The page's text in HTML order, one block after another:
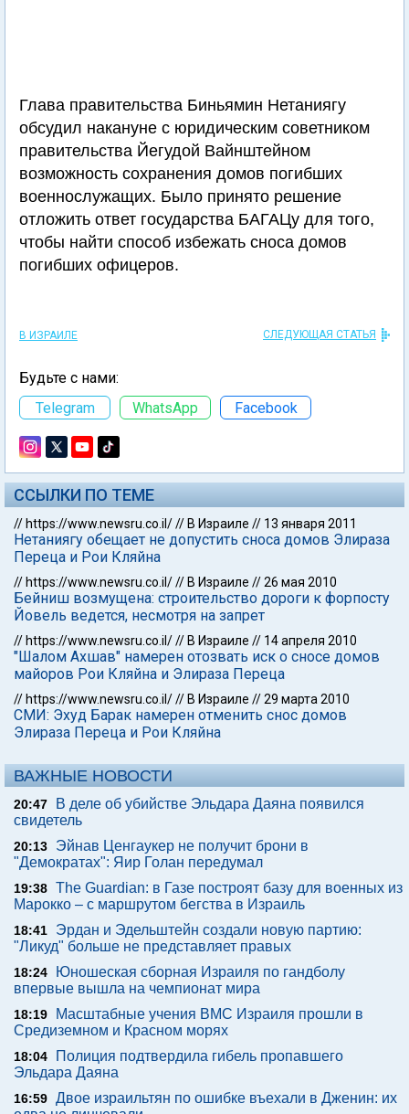
Глава правительства Биньямин Нетаниягу
обсудил накануне с юридическим советником
правительства Йегудой Вайнштейном
возможность сохранения домов погибших
военнослужащих. Было принято решение
отложить ответ государства БАГАЦу для того,
чтобы найти способ избежать сноса домов
погибших офицеров.
В ИЗРАИЛЕ СЛЕДУЮЩАЯ СТАТЬЯ
Будьте с нами:
Telegram
WhatsApp Facebook
ССЫЛКИ ПО ТЕМЕ
// https://www.newsru.co.il/// В Израиле // 13 января 2011
Нетаниягу обещает не допустить сноса домов Элираза
Переца и Рои Кляйна
// https://www.newsru.co.il/// В Израиле //26 мая 2010
Бейниш возмущена: строительство дороги к форпосту
Йовель ведется, несмотря на запрет
// https://www.newsru.co.il/// В Израиле // 14 апреля 2010
"Шалом Ахшав" намерен отозвать иск о сносе домов
майоров Рои Кляйна и Элираза Переца
// https://www.newsru.co.il/// В Израиле //29 марта 2010
СМИ: Эхуд Барак намерен отменить снос домов
Элираза Переца и Рои Кляйна
ВАЖНЫЕ НОВОСТИ
20:47
В деле об убийстве Эльдара Даяна появился
свидетель
20:13
Эйнав Ценгаукер не получит брони в
"Демократах": Яир Голан передумал
19:38 The Guardian: в Газе построят базу для военных из
Марокко – с маршрутом бегства в Израиль
18:41
Эрдан и Эдельштейн создали новую партию:
"Ликуд" больше не представляет правых
18:24
Юношеская сборная Израиля по гандболу
впервые вышла на чемпионат мира
18:19
Масштабные учения ВМС Израиля прошли в
Средиземном и Красном морях
18:04
Полиция подтвердила гибель пропавшего
Эльдара Даяна
16:59 Двое израильтян по ошибке въехали в Дженин: их